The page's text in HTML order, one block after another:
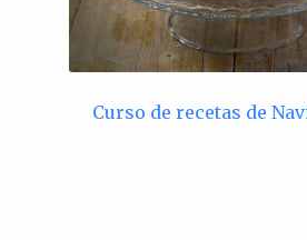
Curso de recetas de